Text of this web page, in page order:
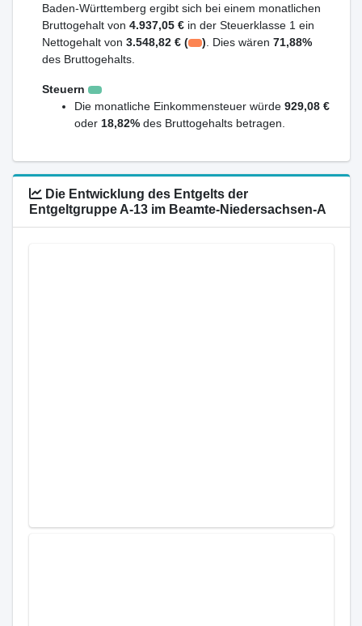
Baden-Württemberg ergibt sich bei einem monatlichen
Bruttogehalt von 4.937,05 € in der Steuerklasse 1 ein
Nettogehalt von 3.548,82 € ( ) . Dies wären71,88%
des Bruttogehalts.
Steuern
Die monatliche Einkommensteuer würde 929,08 €
oder 18,82% des Bruttogehalts betragen.
Die Entwicklung des Entgelts der
Entgeltgruppe A-13 im Beamte-Niedersachsen-A